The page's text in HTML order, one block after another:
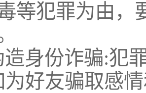
等犯罪为由，
造身份诈骗:犯
为好友骗取感